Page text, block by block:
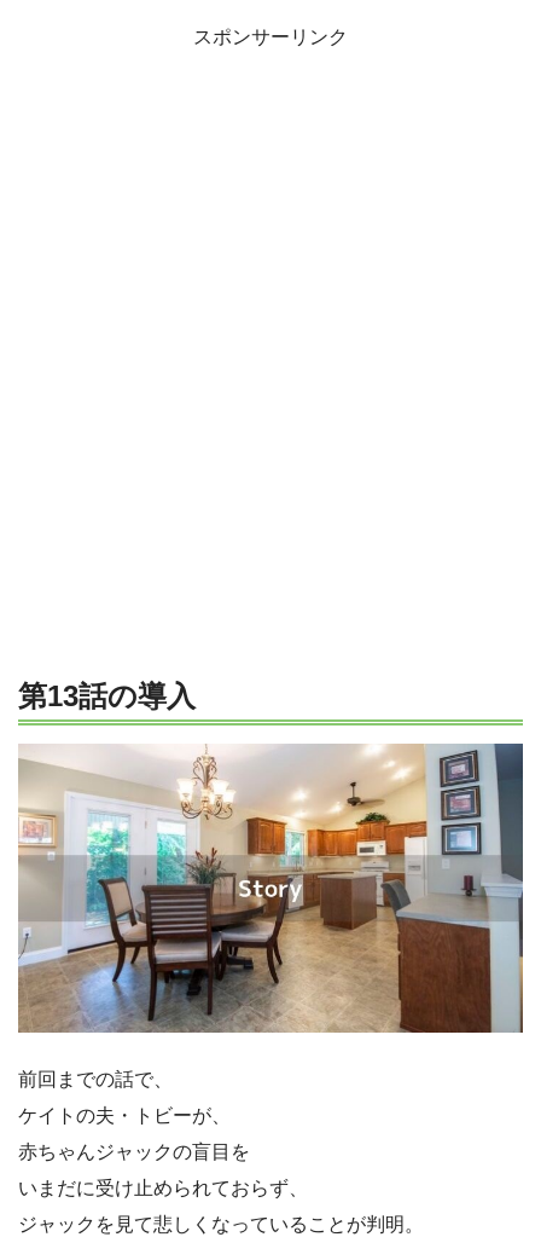
スポンサーリンク
第13話の導入
前回までの話で、
ケイトの夫・トビーが、
赤ちゃんジャックの盲目を
いまだに受け止められておらず、
ジャックを見て悲しくなっていることが判明。